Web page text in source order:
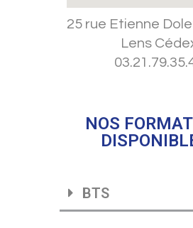
25 rue Etienne
Lens
NOS
BTS